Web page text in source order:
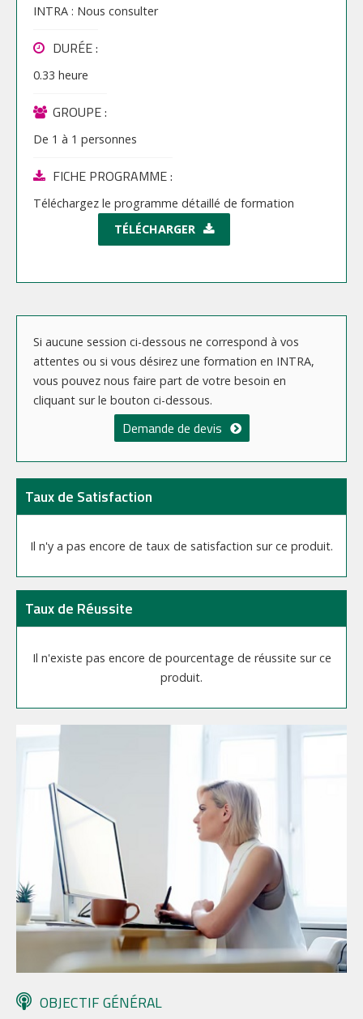
INTRA : Nous consulter
DURÉE :
0.33 heure
GROUPE :
De 1 à 1 personnes
FICHE PROGRAMME :
Téléchargez le programme détaillé de formation
TÉLÉCHARGER
Si aucune session ci-dessous ne correspond à vos
attentes ou si vous désirez une formation en INTRA,
vous pouvez nous faire part de votre besoin en
cliquant sur le bouton ci-dessous.
Demande de devis
Taux de Satisfaction
Il n'y a pas encore de taux de satisfaction sur ce produit.
Taux de Réussite
Il n'existe pas encore de pourcentage de réussite sur ce
produit.
OBJECTIF GÉNÉRAL